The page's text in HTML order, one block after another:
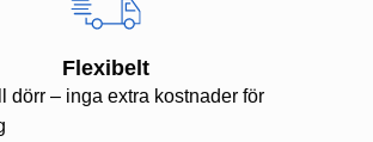
Flexibelt
dörr – inga extra kostnader för